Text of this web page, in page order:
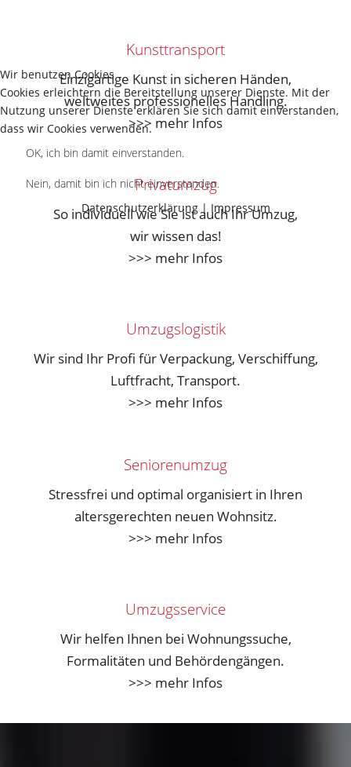
Kunsttransport
Einzigartige Kunst in sicheren Händen,
weltweites professionelles Handling.
>>> mehr Infos
Privatumzug
So individuell wie Sie ist auch Ihr Umzug,
wir wissen das!
>>> mehr Infos
Umzugslogistik
Wir sind Ihr Profi für Verpackung, Verschiffung,
Luftfracht, Transport.
>>> mehr Infos
Seniorenumzug
Stressfrei und optimal organisiert in Ihren
altersgerechten neuen Wohnsitz.
>>> mehr Infos
Umzugsservice
Wir helfen Ihnen bei Wohnungssuche,
Formalitäten und Behördengängen.
>>> mehr Infos
Wir benutzen Cookies
Cookies erleichtern die Bereitstellung unserer Dienste. Mit der
Nutzung unserer Dienste erklären Sie sich damit einverstanden,
dass wir Cookies verwenden.
OK, ich bin damit einverstanden.
Nein, damit bin ich nicht einverstanden.
Datenschutzerklärung| Impressum